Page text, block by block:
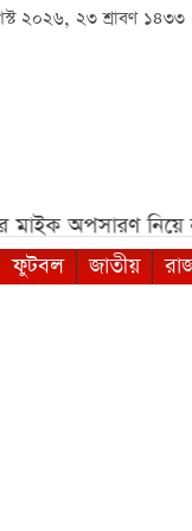
২০২৬, ২৩ শ্রাবণ ১৪৩৩
অপসারণ নিয়ে
ফুটবল জাতীয়